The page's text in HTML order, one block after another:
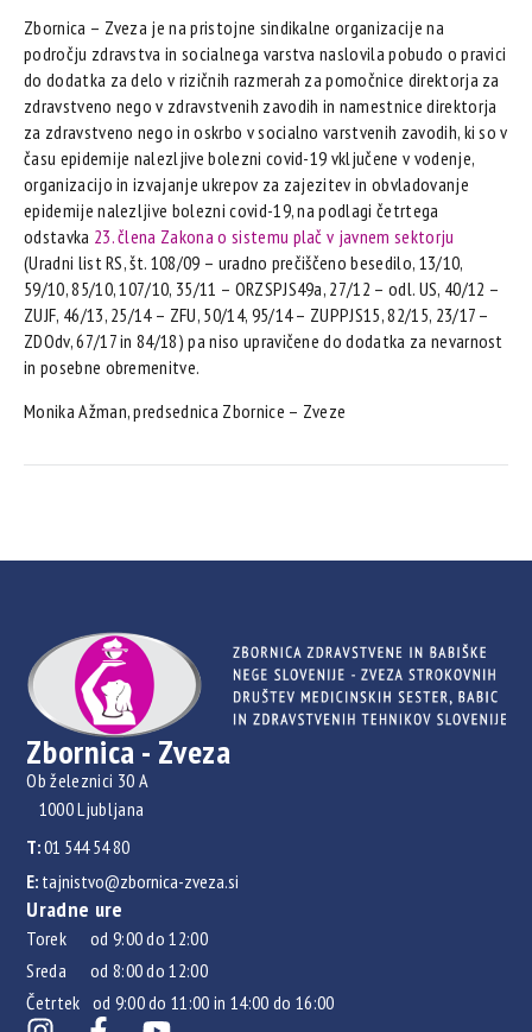
Zbornica – Zveza je na pristojne sindikalne organizacije na
področju zdravstva in socialnega varstva naslovila pobudo o pravici
do dodatka za delo v rizičnih razmerah za pomočnice direktorja za
zdravstveno nego v zdravstvenih zavodih in namestnice direktorja
za zdravstveno nego in oskrbo v socialno varstvenih zavodih, ki so v
času epidemije nalezljive bolezni covid-19 vključene v vodenje,
organizacijo in izvajanje ukrepov za zajezitev in obvladovanje
epidemije nalezljive bolezni covid-19, na podlagi četrtega
odstavka 23. člena Zakona o sistemu plač v javnem sektorju
(Uradni list RS, št. 108/09 – uradno prečiščeno besedilo, 13/10,
59/10, 85/10, 107/10, 35/11 – ORZSPJS49a, 27/12 – odl. US, 40/12 –
ZUJF, 46/13, 25/14 – ZFU, 50/14, 95/14 – ZUPPJS15, 82/15, 23/17 –
ZDOdv, 67/17 in 84/18) pa niso upravičene do dodatka za nevarnost
in posebne obremenitve.
Monika Ažman, predsednica Zbornice – Zveze
Zbornica - Zveza
Ob železnici 30 A
1000 Ljubljana
T:01 544 54 80
E: tajnistvo@zbornica-zveza.si
Uradne ure
Torek od 9:00 do 12:00
Sreda od 8:00 do 12:00
Četrtek od 9:00 do 11:00 in 14:00 do 16:00